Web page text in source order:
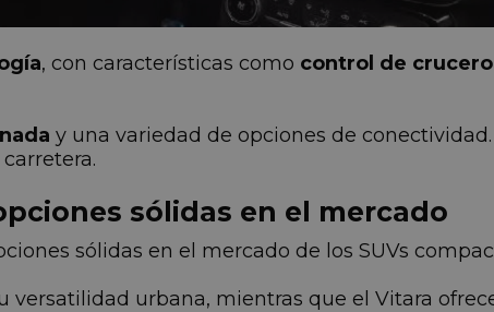
, con características como control de
y una variedad de opciones de
sólidas en el mercado
sólidas en el mercado de los SUVs
versatilidad urbana, mientras que el Vitara